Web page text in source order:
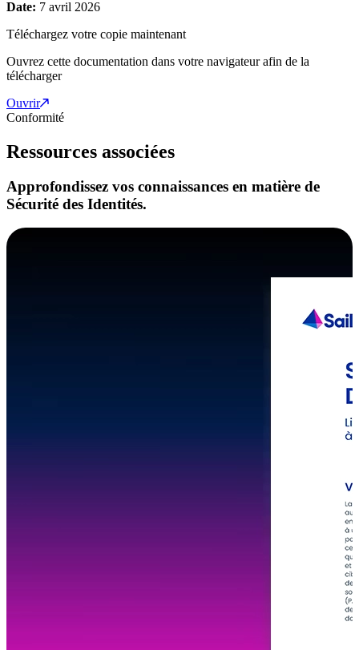
Date: 7 avril 2026
Téléchargez votre copie maintenant
Ouvrez cette documentation dans votre navigateur afin de la
télécharger
Ouvrir
Conformité
Ressources associées
Approfondissez vos connaissances en matière de
Sécurité des Identités.